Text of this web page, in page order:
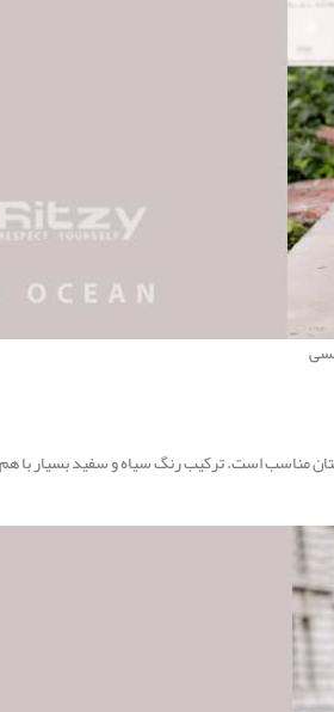
مناسب است. ترکیب رنگ سیاه و سفید بسیار با هم